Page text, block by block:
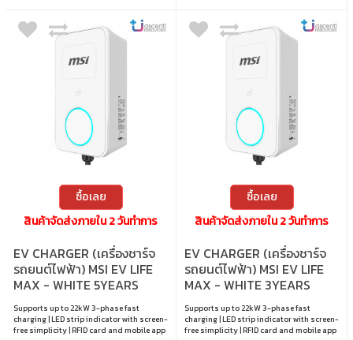
ซื้อเลย
สินค้าจัดส่งภายใน 2 วันทำการ
EV CHARGER (เครื่องชาร์จ
รถยนต์ไฟฟ้า) MSI EV LIFE
MAX - WHITE 5YEARS
Supports up to 22kW 3-phase fast
charging | LED strip indicator with screen-
free simplicity | RFID card and mobile app
ซื้อเลย
สินค้าจัดส่งภายใน 2 วันทำการ
EV CHARGER (เครื่องชาร์จ
รถยนต์ไฟฟ้า) MSI EV LIFE
MAX - WHITE 3YEARS
Supports up to 22kW 3-phase fast
charging | LED strip indicator with screen-
free simplicity | RFID card and mobile app